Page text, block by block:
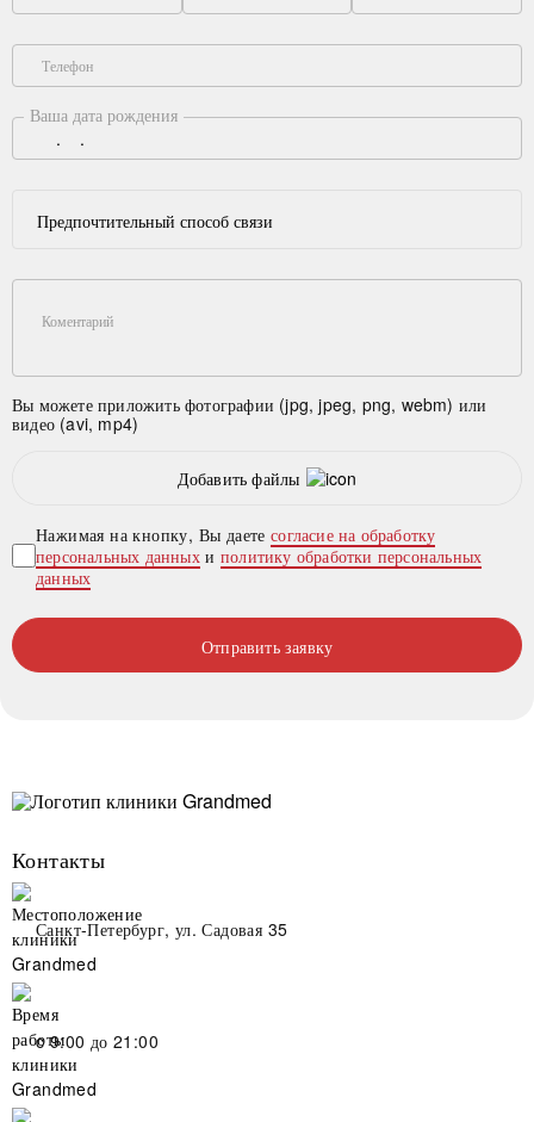
Телефон
Ваша дата рождения
Предпочтительный способ связи
Коментарий
Вы можете приложить фотографии (jpg, jpeg, png, webm) или
видео (avi, mp4)
Добавить файлы
Нажимая на кнопку, Вы даетесогласие на обработку
персональных данныхиполитику обработки персональных
данных
Отправить заявку
Контакты
Санкт-Петербург, ул. Садовая 35
c 9:00 до 21:00